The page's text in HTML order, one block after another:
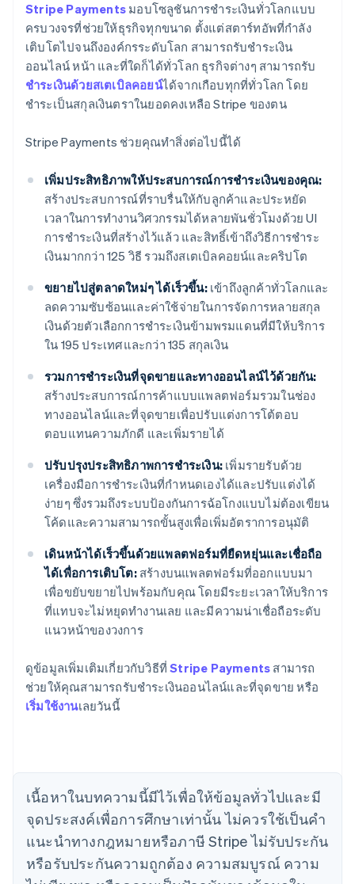
Stripe Payments มอบโซลูชันการชำระเงินทั่วโลกแบบ
ครบวงจรที่ช่วยให้ธุรกิจทุกขนาด ตั้งแต่สตาร์ทอัพที่กำลัง
เติบโตไปจนถึงองค์กรระดับโลก สามารถรับชำระเงิน
ออนไลน์ หน้า และที่ใดก็ได้ทั่วโลก ธุรกิจต่างๆ สามารถรับ
ชำระเงินด้วยสเตเบิลคอยน์ได้จากเกือบทุกที่ทั่วโลก โดย
ชำระเป็นสกุลเงินตราในยอดคงเหลือ Stripe ของตน
Stripe Payments ช่วยคุณทำสิ่งต่อไปนี้ได้
เพิ่มประสิทธิภาพให้ประสบการณ์การชำระเงินของคุณ:
สร้างประสบการณ์ที่ราบรื่นให้กับลูกค้าและประหยัด
เวลาในการทำงานวิศวกรรมได้หลายพันชั่วโมงด้วย UI
การชำระเงินที่สร้างไว้แล้ว และสิทธิ์เข้าถึงวิธีการชำระ
เงินมากกว่า 125 วิธี รวมถึงสเตเบิลคอยน์และคริปโต
ขยายไปสู่ตลาดใหม่ๆ ได้เร็วขึ้น:เข้าถึงลูกค้าทั่วโลกและ
ลดความซับซ้อนและค่าใช้จ่ายในการจัดการหลายสกุล
เงินด้วยตัวเลือกการชำระเงินข้ามพรมแดนที่มีให้บริการ
ใน 195 ประเทศและกว่า 135 สกุลเงิน
รวมการชำระเงินที่จุดขายและทางออนไลน์ไว้ด้วยกัน:
สร้างประสบการณ์การค้าแบบแพลตฟอร์มรวมในช่อง
ทางออนไลน์และที่จุดขายเพื่อปรับแต่งการโต้ตอบ
ตอบแทนความภักดี และเพิ่มรายได้
ปรับปรุงประสิทธิภาพการชำระเงิน: เพิ่มรายรับด้วย
เครื่องมือการชำระเงินที่กำหนดเองได้และปรับแต่งได้
ง่ายๆ ซึ่งรวมถึงระบบป้องกันการฉ้อโกงแบบไม่ต้องเขียน
โค้ดและความสามารถขั้นสูงเพื่อเพิ่มอัตราการอนุมัติ
เดินหน้าได้เร็วขึ้นด้วยแพลตฟอร์มที่ยืดหยุ่นและเชื่อถือ
ได้เพื่อการเติบโต:สร้างบนแพลตฟอร์มที่ออกแบบมา
เพื่อขยับขยายไปพร้อมกับคุณ โดยมีระยะเวลาให้บริการ
ที่แทบจะไม่หยุดทำงานเลย และมีความน่าเชื่อถือระดับ
แนวหน้าของวงการ
ดูข้อมูลเพิ่มเติมเกี่ยวกับวิธีที่Stripe Payments สามารถ
ช่วยให้คุณสามารถรับชำระเงินออนไลน์และที่จุดขาย หรือ
เริ่มใช้งานเลยวันนี้
เนื้อหาในบทความนี้มีไว้เพื่อให้ข้อมูลทั่วไปและมี
จุดประสงค์เพื่อการศึกษาเท่านั้น ไม่ควรใช้เป็นคํา
แนะนําทางกฎหมายหรือภาษี Stripe ไม่รับประกัน
หรือรับประกันความถูกต้อง ความสมบูรณ์ ความ
กรีซ
English
เขตบริหารพิเศษฮ่องกง ประเทศจีน
โครเอเชีย
จีนแผ่นดินใหญ่
简体中文English
ไซปรัส
English
ญี่ปุ่น
日本語 English